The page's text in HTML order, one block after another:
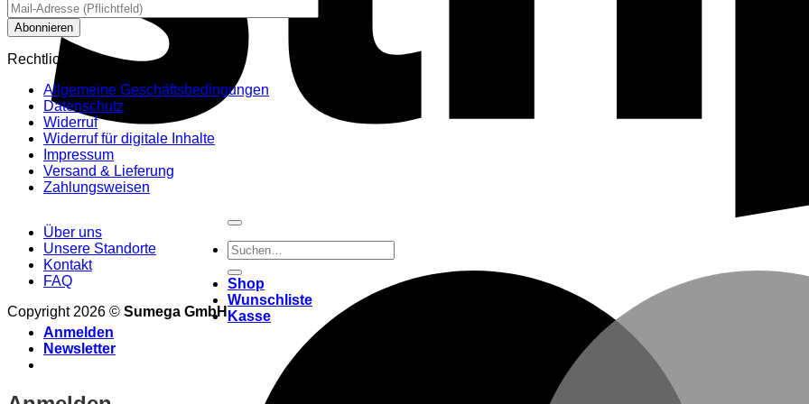
Rechtliches
Allgemeine Geschäftsbedingungen
Datenschutz
Widerruf
Widerruf für digitale Inhalte
Impressum
Versand & Lieferung
Zahlungsweisen
Über uns
Unsere Standorte
Kontakt
FAQ
Copyright 2026 © Sumega GmbH
Suchen
nach:
Shop
Wunschliste
Kasse
Anmelden
Newsletter